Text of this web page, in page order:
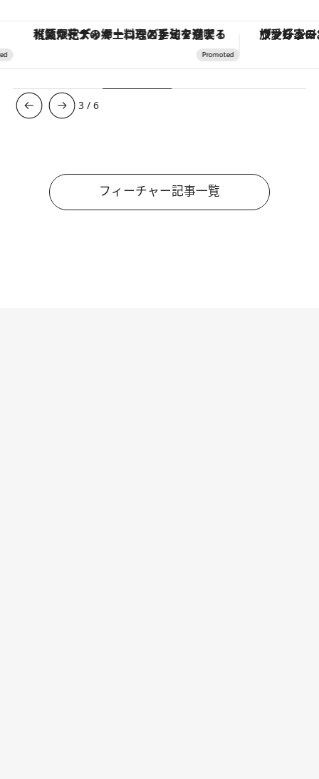
【夏限定ディナーコース】旬を迎える稚鮎や花ズッキーニなどをイタリア・トスカーナの郷土料理の手法で満喫！ ヴァシュロン・コンスタンタ
3 /6
フィーチャー記事一覧